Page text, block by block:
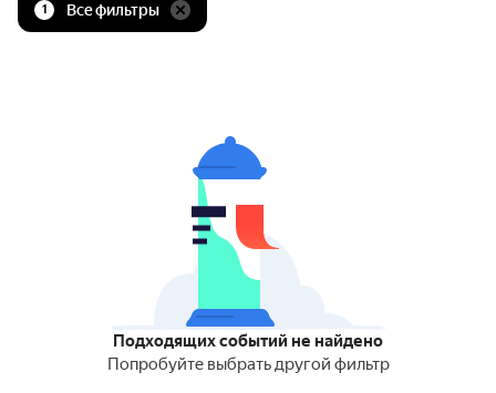
1 Все фильтры
Подходящих событий не найдено
Попробуйте выбрать другой фильтр